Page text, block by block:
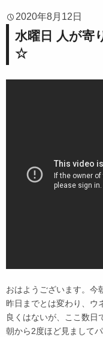
2020年8月12日
水曜日 人が寄
☆
おはようございます。今
昨日までとは変わり、ウ
良くはないが、ここ数
朝から2度ほど見まして